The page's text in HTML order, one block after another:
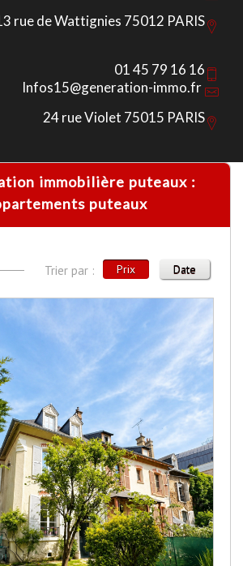
rue de Wattignies 75012 PARIS
01 45 79 16 16
Infos15@generation-immo.fr
24 rue Violet 75015 PARIS
puteaux
Trier par : Prix Date